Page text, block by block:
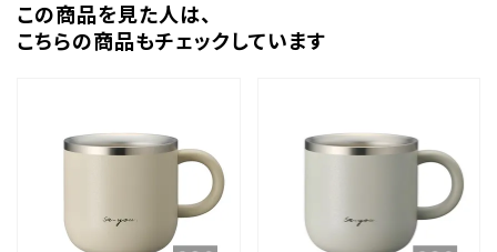
この商品を⾒た⼈は、
こちらの商品もチェックしています